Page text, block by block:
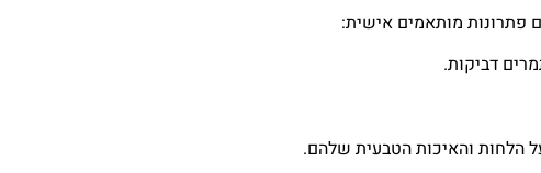
פתרונות מותאמים אישית:
דביקות.
הלחות והאיכות הטבעית שלהם.